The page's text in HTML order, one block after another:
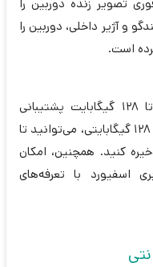
تصویر زنده دوربین را
و آژیر داخلی، دوربین را
است.
دوربین Z550 از کارت حافظه 32 تا 128 گیگابایت پشتیبانی
می‌کند. با استفاده از یک کارت حافظه 128 گیگابایتی، می‌توانید تا
کنید. همچنین، امکان
اسفیورد با تعرفه‌های